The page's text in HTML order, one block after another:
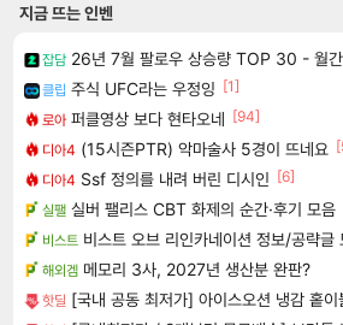
지금 뜨는 인벤
잡담 26년 7월 팔로우 상승량 TOP 30 - 월
클립 주식 UFC라는 우정잉 [1]
로아 퍼클영상 보다 현타오네 [94]
디아4 (15시즌PTR) 악마술사 5경이 뜨네요
디아4 Ssf 정의를 내려 버린 디시인 [6]
실팰 실버 팰리스 CBT 화제의 순간·후기 모음
비스트 비스트 오브 리인카네이션 정보/공략글
해외겜 메모리 3사, 2027년 생산분 완판?
핫딜 [국내 공동 최저가] 아이스오션 냉감 홑